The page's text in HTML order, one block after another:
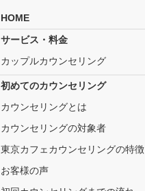
HOME
サービス・料金
カップルカウンセリング
初めてのカウンセリング
カウンセリングとは
カウンセリングの対象者
東京カフェカウンセリングの特徴
お客様の声